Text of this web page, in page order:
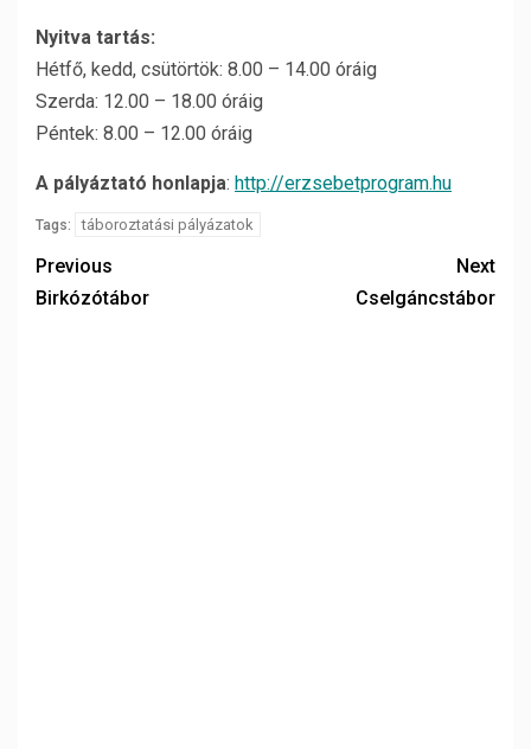
Nyitva tartás:
Hétfő, kedd, csütörtök: 8.00 – 14.00 óráig
Szerda: 12.00 – 18.00 óráig
Péntek: 8.00 – 12.00 óráig
A pályáztató honlapja: http://erzsebetprogram.hu
Tags: táboroztatási pályázatok
Previous
Birkózótábor
Next
Cselgáncstábor